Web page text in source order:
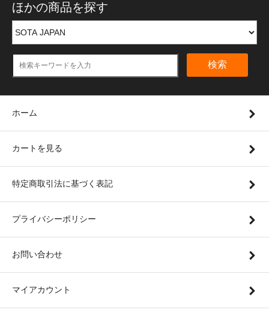
ほかの商品を探す
検索
ホーム
カートを見る
特定商取引法に基づく表記
プライバシーポリシー
お問い合わせ
マイアカウント